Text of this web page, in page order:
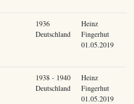
1936
Deutschland
Heinz
Fingerhut
01.05.2019
1938 - 1940
Deutschland
Heinz
Fingerhut
01.05.2019